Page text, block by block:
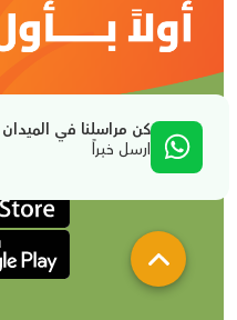
كن مراسلنا في الميدان
ارسل خبراً